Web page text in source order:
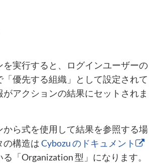
を実行すると、ログインユーザーの
「優先する組織」として設定されて
アクションの結果にセットされま
から式を使用して結果を参照する場
の構造はCybozu のドキュメント
「Organization 型」になります。